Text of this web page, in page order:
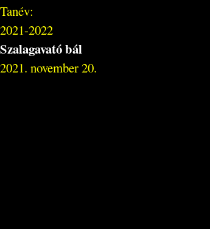
Tanév:
2021-2022
Szalagavató bál
2021. november 20.